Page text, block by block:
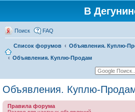
В
Поиск FAQ
Список форумов
Объявления. Куплю-
Объявления. Куплю-Продам
Объявления. Куплю-
Правила форума